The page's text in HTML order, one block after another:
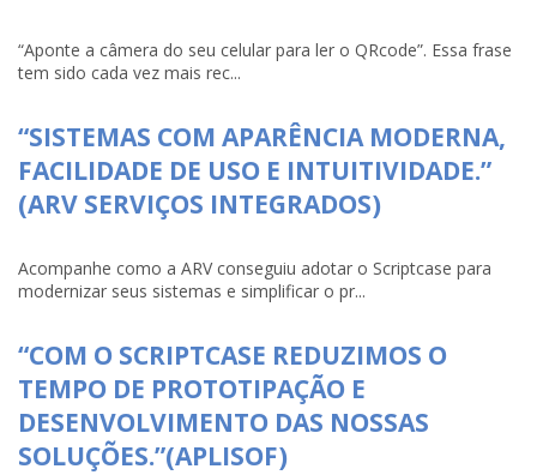
“Aponte a câmera do seu celular para ler o QRcode”. Essa frase
tem sido cada vez mais rec...
“SISTEMAS COM APARÊNCIA MODERNA,
FACILIDADE DE USO E INTUITIVIDADE.”
(ARV SERVIÇOS INTEGRADOS)
Acompanhe como a ARV conseguiu adotar o Scriptcase para
modernizar seus sistemas e simplificar o pr...
“COM O SCRIPTCASE REDUZIMOS O
TEMPO DE PROTOTIPAÇÃO E
DESENVOLVIMENTO DAS NOSSAS
SOLUÇÕES.”(APLISOF)